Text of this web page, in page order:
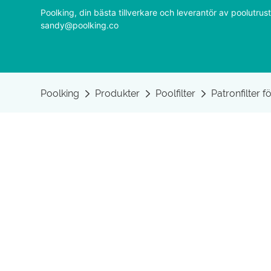
Poolking, din bästa tillverkare och leverantör av
sandy@poolking.co
Poolking Produkter Poolfilter Patronfilter